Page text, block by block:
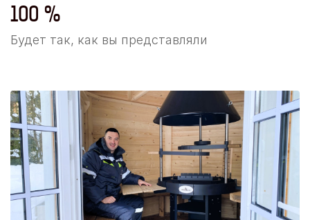
100 %
Будет так, как вы представляли